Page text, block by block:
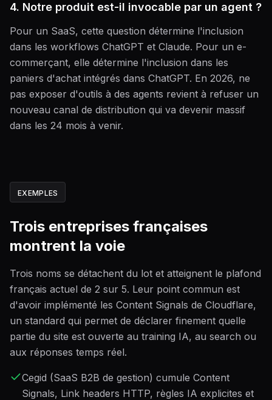
4. Notre produit est-il invocable par un agent ?
Pour un SaaS, cette question détermine l'inclusion
dans les workflows ChatGPT et Claude. Pour un e-
commerçant, elle détermine l'inclusion dans les
paniers d'achat intégrés dans ChatGPT. En 2026, ne
pas exposer d'outils à des agents revient à refuser un
nouveau canal de distribution qui va devenir massif
dans les 24 mois à venir.
EXEMPLES
Trois entreprises françaises
montrent la voie
Trois noms se détachent du lot et atteignent le plafond
français actuel de 2 sur 5. Leur point commun est
d'avoir implémenté les Content Signals de Cloudflare,
un standard qui permet de déclarer finement quelle
partie du site est ouverte au training IA, au search ou
aux réponses temps réel.
Cegid (SaaS B2B de gestion) cumule Content
Signals, Link headers HTTP, règles IA explicites et